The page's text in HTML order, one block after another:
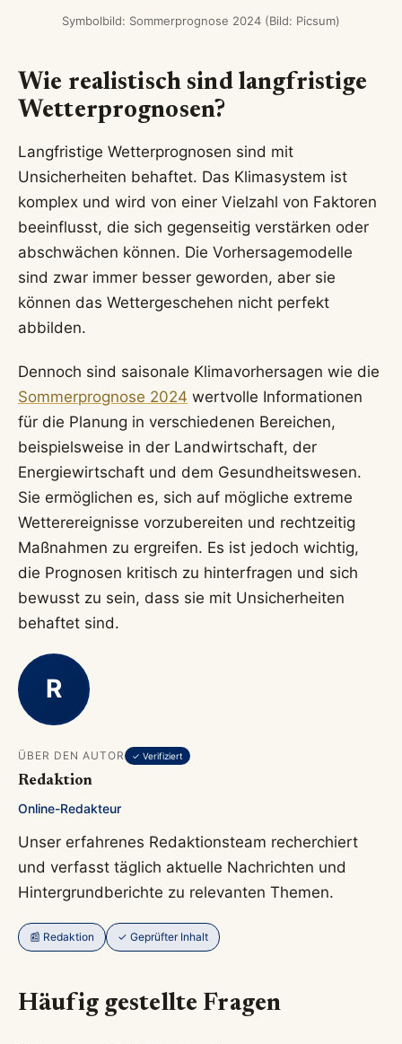
Symbolbild: Sommerprognose 2024 (Bild: Picsum)
Wie realistisch sind langfristige
Wetterprognosen?
Langfristige Wetterprognosen sind mit
Unsicherheiten behaftet. Das Klimasystem ist
komplex und wird von einer Vielzahl von Faktoren
beeinflusst, die sich gegenseitig verstärken oder
abschwächen können. Die Vorhersagemodelle
sind zwar immer besser geworden, aber sie
können das Wettergeschehen nicht perfekt
abbilden.
Dennoch sind saisonale Klimavorhersagen wie die
Sommerprognose 2024 wertvolle Informationen
für die Planung in verschiedenen Bereichen,
beispielsweise in der Landwirtschaft, der
Energiewirtschaft und dem Gesundheitswesen.
Sie ermöglichen es, sich auf mögliche extreme
Wetterereignisse vorzubereiten und rechtzeitig
Maßnahmen zu ergreifen. Es ist jedoch wichtig,
die Prognosen kritisch zu hinterfragen und sich
bewusst zu sein, dass sie mit Unsicherheiten
behaftet sind.
R
ÜBER DEN AUTOR ✓ Verifiziert
Redaktion
Online-Redakteur
Unser erfahrenes Redaktionsteam recherchiert
und verfasst täglich aktuelle Nachrichten und
Hintergrundberichte zu relevanten Themen.
📰 Redaktion ✓ Geprüfter Inhalt
Häufig gestellte Fragen